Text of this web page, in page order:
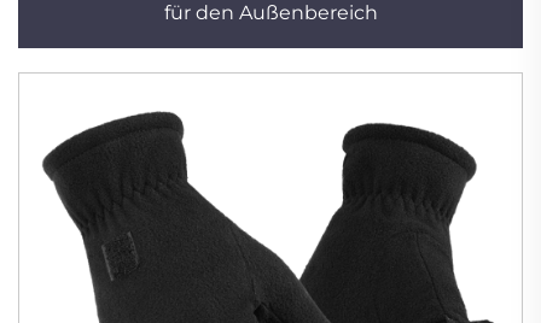
für den Außenbereich